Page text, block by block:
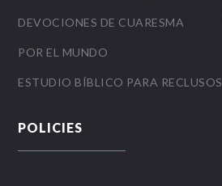
DEVOCIONES DE CUARESMA
POR EL MUNDO
ESTUDIO BÍBLICO PARA RECLUSOS
POLICIES